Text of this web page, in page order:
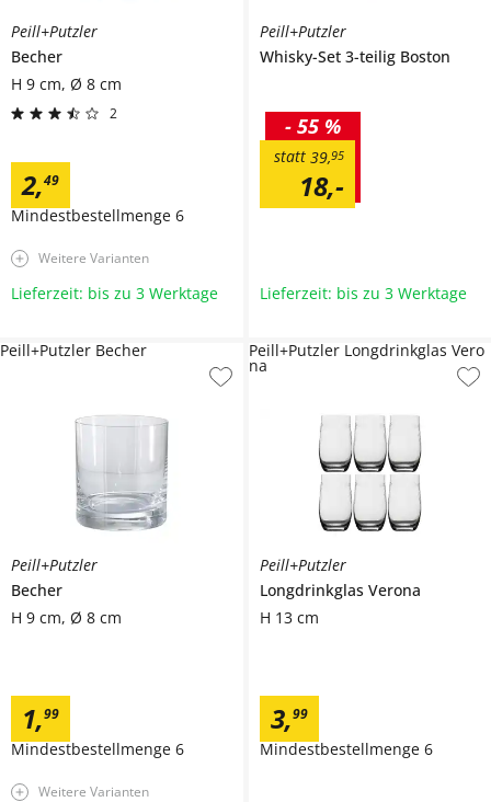
Peill+Putzler
Becher
H 9 cm, Ø 8 cm
2
2,49
Mindestbestellmenge 6
Weitere Varianten
Lieferzeit: bis zu 3 Werktage
Peill+Putzler
Whisky-Set 3-teilig Boston
18,-
39,95
statt
- 55 %
Lieferzeit: bis zu 3 Werktage
Peill+Putzler
Becher
H 9 cm, Ø 8 cm
1,99
Mindestbestellmenge 6
Peill+Putzler Becher
Weitere Varianten
Peill+Putzler
Longdrinkglas Verona
H 13 cm
3,99
Mindestbestellmenge 6
Peill+Putzler Longdrinkglas Vero
na